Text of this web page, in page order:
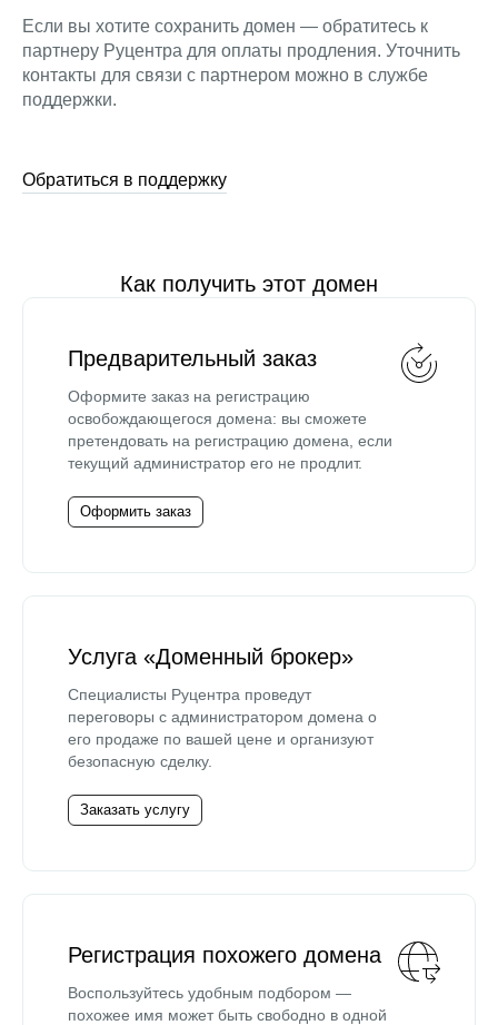
Если вы хотите сохранить домен — обратитесь к
партнеру Руцентра для оплаты продления. Уточнить
контакты для связи с партнером можно в службе
поддержки.
Обратиться в поддержку
Как получить этот домен
Предварительный заказ
Оформите заказ на регистрацию
освобождающегося домена: вы сможете
претендовать на регистрацию домена, если
текущий администратор его не продлит.
Оформить заказ
Услуга «Доменный брокер»
Специалисты Руцентра проведут
переговоры с администратором домена о
его продаже по вашей цене и организуют
безопасную сделку.
Заказать услугу
Регистрация похожего домена
Воспользуйтесь удобным подбором —
похожее имя может быть свободно в одной